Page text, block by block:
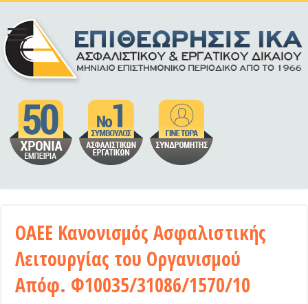
ΟΑΕΕ Κανονισμός Ασφαλιστικής
Λειτουργίας του Οργανισμού
Απόφ. Φ10035/31086/1570/10